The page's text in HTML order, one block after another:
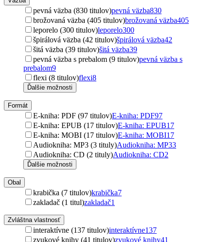
pevná väzba (830 titulov)pevná väzba830
brožovaná väzba (405 titulov)brožovaná väzba405
leporelo (300 titulov)leporelo300
špirálová väzba (42 titulov)špirálová väzba42
šitá väzba (39 titulov)šitá väzba39
pevná väzba s prebalom (9 titulov)pevná väzba s
prebalom9
flexi (8 titulov)flexi8
Ďalšie možnosti
Formát
E-kniha: PDF (97 titulov)E-kniha: PDF97
E-kniha: EPUB (17 titulov)E-kniha: EPUB17
E-kniha: MOBI (17 titulov)E-kniha: MOBI17
Audiokniha: MP3 (3 tituly)Audiokniha: MP33
Audiokniha: CD (2 tituly)Audiokniha: CD2
Ďalšie možnosti
Obal
krabička (7 titulov)krabička7
zakladač (1 titul)zakladač1
Zvláštna vlastnosť
interaktívne (137 titulov)interaktívne137
zvukové knihy (41 titulov)zvukové knihy41